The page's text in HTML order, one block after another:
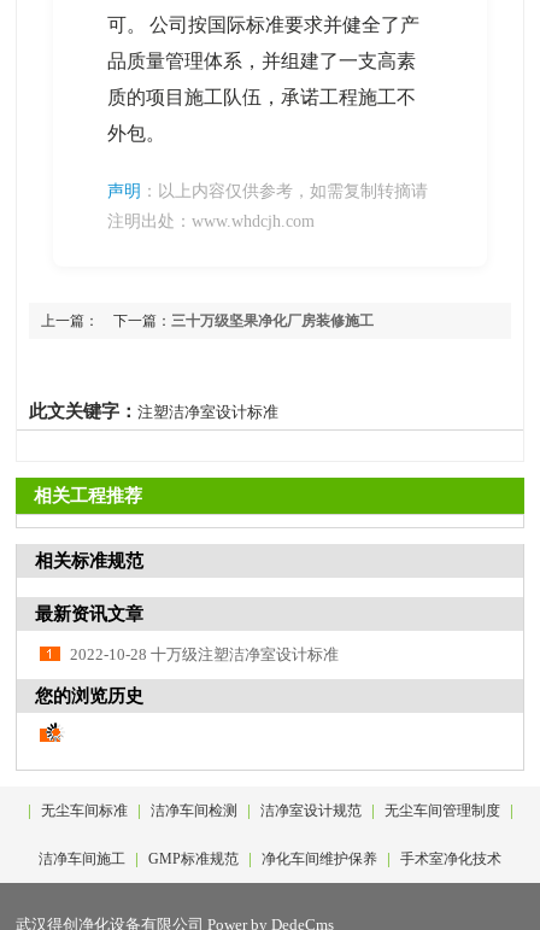
可。 公司按国际标准要求并健全了产
品质量管理体系，并组建了一支高素
质的项目施工队伍，承诺工程施工不
外包。
声明 ：以上内容仅供参考，如需复制转摘请
注明出处：www.whdcjh.com
下一篇： 三十万级坚果净化厂房装修施工
上一篇：
此文关键字：注塑洁净室设计标准
相关工程推荐
相关标准规范
最新资讯文章
2022-10-28 十万级注塑洁净室设计标准
您的浏览历史
| 无尘车间标准 | 洁净车间检测 | 洁净室设计规范 | 无尘车间管理制度 |
洁净车间施工 | GMP标准规范 | 净化车间维护保养 | 手术室净化技术
武汉得创净化设备有限公司Power by DedeCms